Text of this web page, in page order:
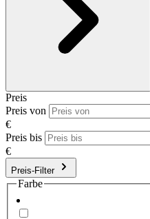
Preis
Preis von
€
Preis bis
€
Preis-Filter
Farbe